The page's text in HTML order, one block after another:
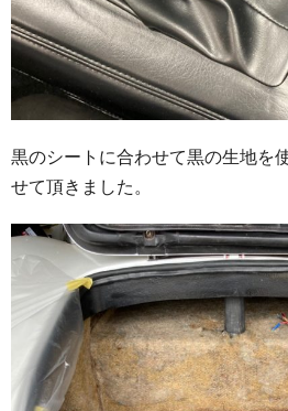
黒のシートに合わせて黒の生地を
せて頂きました。